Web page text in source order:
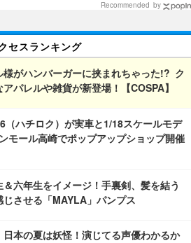
Recommended by
セスランキング
様がハンバーガーに挟まれちゃった!? ク
パレルや雑貨が新登場！【COSPA】
（ハチロク）が実車と1/18スケールモデ
モール高崎でポップアップショップ開催
＆六年生をイメージ！手裏剣、髪を結う
させる「MAYLA」パンプス
日本の夏は妖怪！演じてる声優わかるか